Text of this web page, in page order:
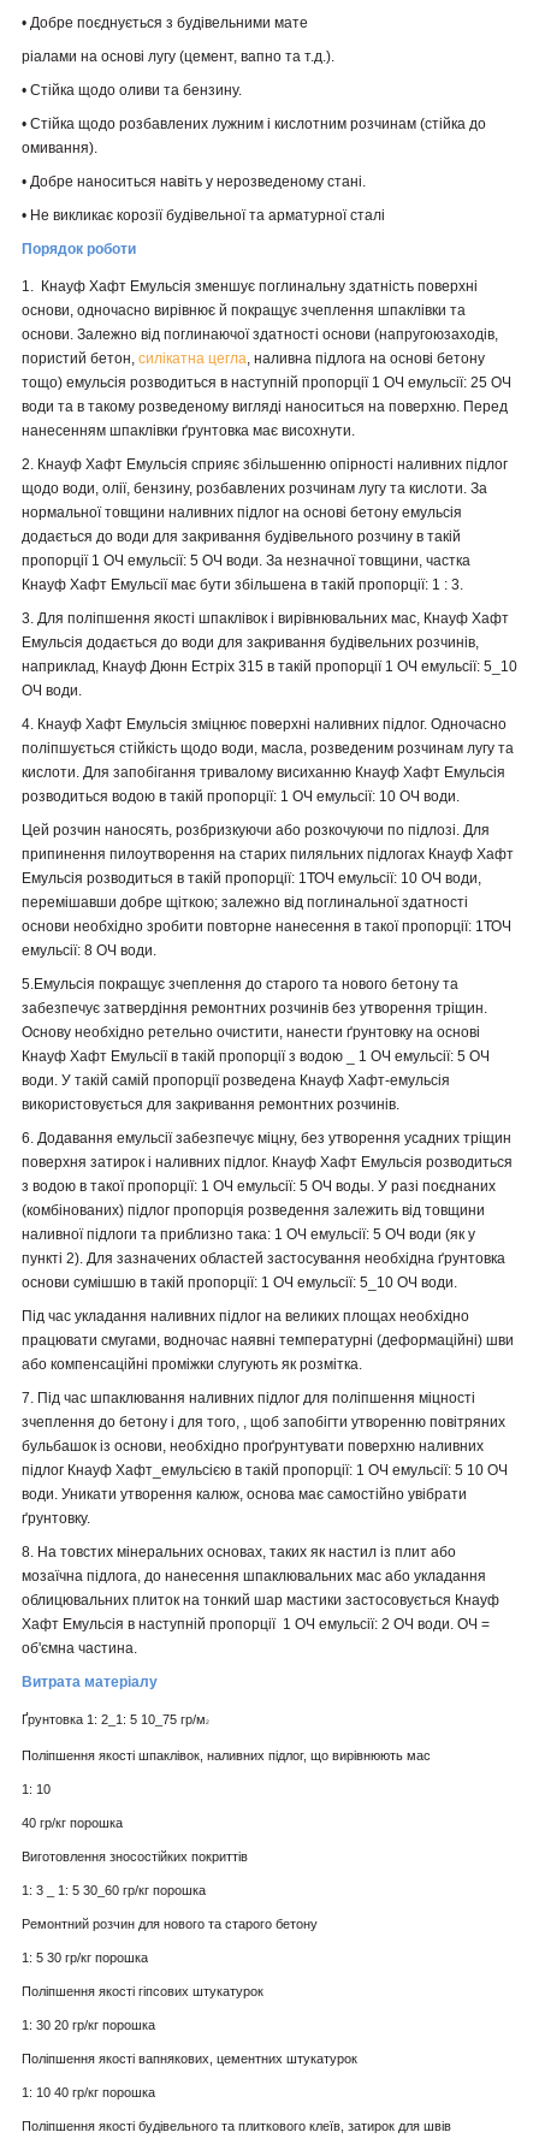
• Добре поєднується з будівельними мате
ріалами на основі лугу (цемент, вапно та т.д.).
• Стійка щодо оливи та бензину.
• Стійка щодо розбавлених лужним і кислотним розчинам (стійка до
омивання).
• Добре наноситься навіть у нерозведеному стані.
• Не викликає корозії будівельної та арматурної сталі
Порядок роботи
1. Кнауф Хафт Емульсія зменшує поглинальну здатність поверхні
основи, одночасно вирівнює й покращує зчеплення шпаклівки та
основи. Залежно від поглинаючої здатності основи (напругоюзаходів,
пористий бетон, силікатна цегла, наливна підлога на основі бетону
тощо) емульсія розводиться в наступній пропорції 1 ОЧ емульсії: 25 ОЧ
води та в такому розведеному вигляді наноситься на поверхню. Перед
нанесенням шпаклівки ґрунтовка має висохнути.
2. Кнауф Хафт Емульсія сприяє збільшенню опірності наливних підлог
щодо води, олії, бензину, розбавлених розчинам лугу та кислоти. За
нормальної товщини наливних підлог на основі бетону емульсія
додається до води для закривання будівельного розчину в такій
пропорції 1 ОЧ емульсії: 5 ОЧ води. За незначної товщини, частка
Кнауф Хафт Емульсії має бути збільшена в такій пропорції: 1 : 3.
3. Для поліпшення якості шпаклівок і вирівнювальних мас, Кнауф Хафт
Емульсія додається до води для закривання будівельних розчинів,
наприклад, Кнауф Дюнн Естріх 315 в такій пропорції 1 ОЧ емульсії: 5_10
ОЧ води.
4. Кнауф Хафт Емульсія зміцнює поверхні наливних підлог. Одночасно
поліпшується стійкість щодо води, масла, розведеним розчинам лугу та
кислоти. Для запобігання тривалому висиханню Кнауф Хафт Емульсія
розводиться водою в такій пропорції: 1 ОЧ емульсії: 10 ОЧ води.
Цей розчин наносять, розбризкуючи або розкочуючи по підлозі. Для
припинення пилоутворення на старих пиляльних підлогах Кнауф Хафт
Емульсія розводиться в такій пропорції: 1ТОЧ емульсії: 10 ОЧ води,
перемішавши добре щіткою; залежно від поглинальної здатності
основи необхідно зробити повторне нанесення в такої пропорції: 1ТОЧ
емульсії: 8 ОЧ води.
5.Емульсія покращує зчеплення до старого та нового бетону та
забезпечує затвердіння ремонтних розчинів без утворення тріщин.
Основу необхідно ретельно очистити, нанести ґрунтовку на основі
Кнауф Хафт Емульсії в такій пропорції з водою _ 1 ОЧ емульсії: 5 ОЧ
води. У такій самій пропорції розведена Кнауф Хафт-емульсія
використовується для закривання ремонтних розчинів.
6. Додавання емульсії забезпечує міцну, без утворення усадних тріщин
поверхня затирок і наливних підлог. Кнауф Хафт Емульсія розводиться
з водою в такої пропорції: 1 ОЧ емульсії: 5 ОЧ воды. У разі поєднаних
(комбінованих) підлог пропорція розведення залежить від товщини
наливної підлоги та приблизно така: 1 ОЧ емульсії: 5 ОЧ води (як у
пункті 2). Для зазначених областей застосування необхідна ґрунтовка
основи сумішшю в такій пропорції: 1 ОЧ емульсії: 5_10 ОЧ води.
Під час укладання наливних підлог на великих площах необхідно
працювати смугами, водночас наявні температурні (деформаційні) шви
або компенсаційні проміжки слугують як розмітка.
7. Під час шпаклювання наливних підлог для поліпшення міцності
зчеплення до бетону і для того, , щоб запобігти утворенню повітряних
бульбашок із основи, необхідно проґрунтувати поверхню наливних
підлог Кнауф Хафт_емульсією в такій пропорції: 1 ОЧ емульсії: 5 10 ОЧ
води. Уникати утворення калюж, основа має самостійно увібрати
ґрунтовку.
8. На товстих мінеральних основах, таких як настил із плит або
мозаїчна підлога, до нанесення шпаклювальних мас або укладання
облицювальних плиток на тонкий шар мастики застосовується Кнауф
Хафт Емульсія в наступній пропорції 1 ОЧ емульсії: 2 ОЧ води. ОЧ =
об'ємна частина.
Витрата матеріалу
Ґрунтовка 1: 2_1: 5 10_75 гр/м2
Поліпшення якості шпаклівок, наливних підлог, що вирівнюють мас
1: 10
40 гр/кг порошка
Виготовлення зносостійких покриттів
1: 3 _ 1: 5 30_60 гр/кг порошка
Ремонтний розчин для нового та старого бетону
1: 5 30 гр/кг порошка
Поліпшення якості гіпсових штукатурок
1: 30 20 гр/кг порошка
Поліпшення якості вапнякових, цементних штукатурок
1: 10 40 гр/кг порошка
Поліпшення якості будівельного та плиткового клеїв, затирок для швів